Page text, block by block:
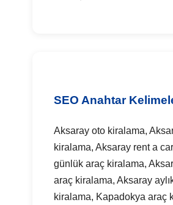
SEO Anahtar
Aksaray oto kiralama,
kiralama, Aksaray rent a
günlük araç kiralama,
araç kiralama, Aksaray
kiralama, Kapadokya araç